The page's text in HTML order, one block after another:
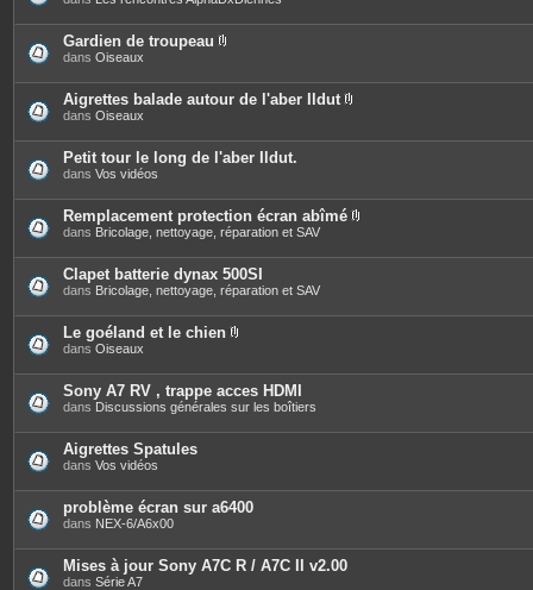
Gardien de troupeau
è
c
j
o
i
t
e
s
dans Oiseaux
Aigrettes balade autour de l'aber Ildut
è
j
o
i
t
dans Oiseaux
Petit tour le long de l'aber Ildut.
dans Vos vidéos
Remplacement protection écran abîmé
è
j
t
dans Bricolage, nettoyage, réparation et SAV
Clapet batterie dynax 500SI
dans Bricolage, nettoyage, réparation et SAV
Le goéland et le chien
è
c
e
s
j
t
e
s
dans Oiseaux
Sony A7 RV , trappe acces HDMI
dans Discussions générales sur les boîtiers
Aigrettes Spatules
dans Vos vidéos
problème écran sur a6400
dans NEX-6/A6x00
Mises à jour Sony A7C R / A7C II v2.00
dans Série A7